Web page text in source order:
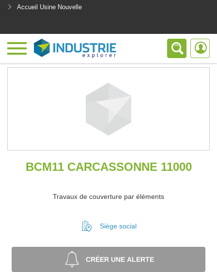
Accueil Usine Nouvelle
BCM11 CARCASSONNE 11000
Travaux de couverture par éléments
Siège social
CRÉER UNE ALERTE